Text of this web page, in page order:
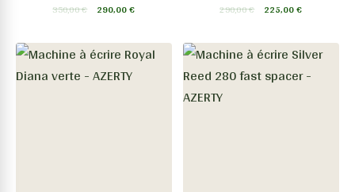
350,00€ 290,00€ 290,00€ 225,00€